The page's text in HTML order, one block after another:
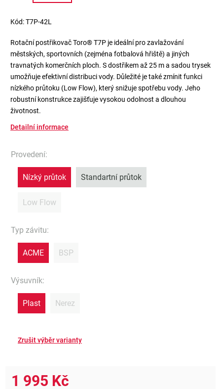
Kód:T7P-42L
Rotační postřikovač Toro® T7P je ideální pro zavlažování
městských, sportovních (zejména fotbalová hřiště) a jiných
travnatých komerčních ploch. S dostřikem až 25 m a sadou trysek
umožňuje efektivní distribuci vody. Důležité je také zmínit funkci
nízkého průtoku (Low Flow), který snižuje spotřebu vody. Jeho
robustní konstrukce zajišťuje vysokou odolnost a dlouhou
životnost.
Detailní informace
Provedení:
Nízký průtok Standartní průtok
Low Flow
Typ závitu:
ACME BSP
Výsuvník:
Plast Nerez
1 995 Kč